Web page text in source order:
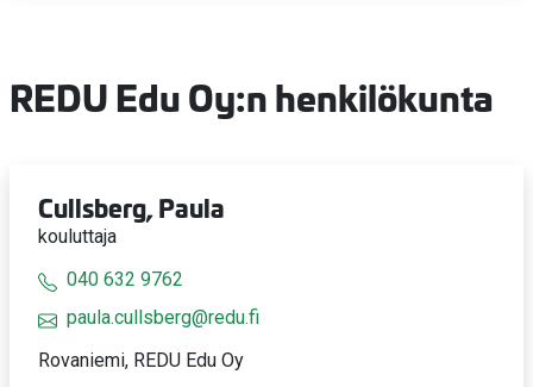
REDU Edu Oy:n henkilökunta
Cullsberg, Paula
kouluttaja
040 632 9762
paula.cullsberg@redu.fi
Rovaniemi, REDU Edu Oy